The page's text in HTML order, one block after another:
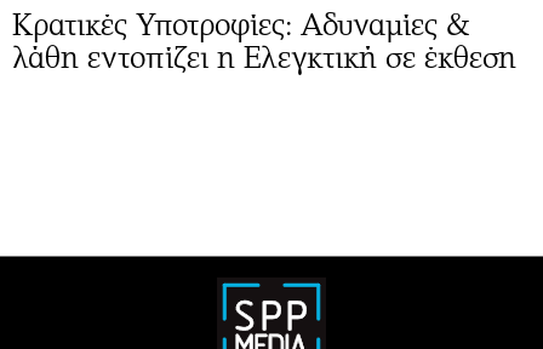
Κρατικές Υποτροφίες: Αδυναμίες &
λάθη εντοπίζει η Ελεγκτική σε έκθεση